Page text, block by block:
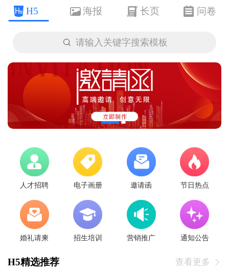
H5 海报 长页 问卷
 请输入关键字搜索模板
人才招聘 电子画册 邀请函 节日热点
婚礼请柬 招生培训 营销推广 通知公告
H5精选推荐 查看更多 